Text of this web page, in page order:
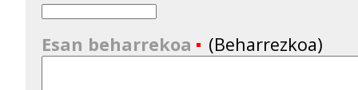
Esan beharrekoa (Beharrezkoa)